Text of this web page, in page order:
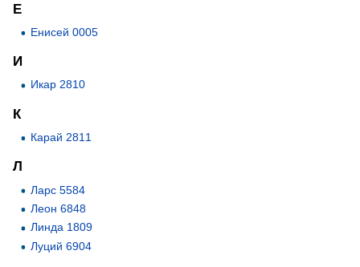
Е
Енисей 0005
И
Икар 2810
К
Карай 2811
Л
Ларс 5584
Леон 6848
Линда 1809
Луций 6904